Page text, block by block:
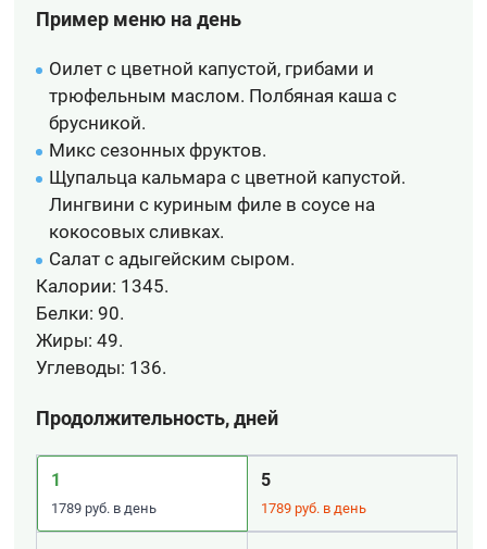
Пример меню на день
Оилет с цветной капустой, грибами и
трюфельным маслом. Полбяная каша с
брусникой.
Микс сезонных фруктов.
Щупальца кальмара с цветной капустой.
Лингвини с куриным филе в соусе на
кокосовых сливках.
Салат с адыгейским сыром.
Калории: 1345.
Белки: 90.
Жиры: 49.
Углеводы: 136.
Продолжительность, дней
1
1789 руб. в день
5
1789 руб. в день